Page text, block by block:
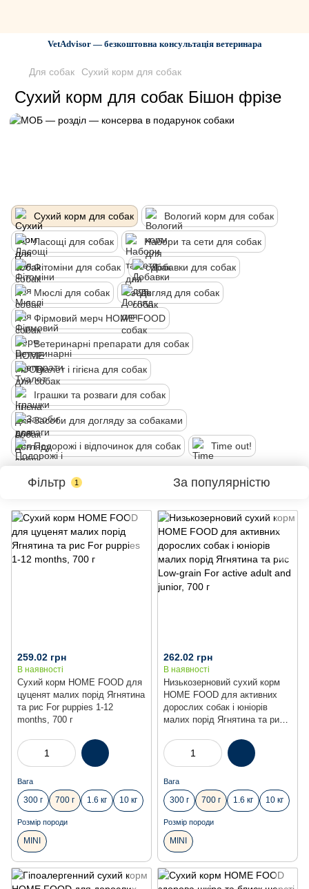
VetAdvisor — безкоштовна консультація ветеринара
Для собак Сухий корм для собак
Сухий корм для собак Бішон фрізе
Сухий корм для собак Вологий корм для собак
Ласощі для собак Набори та сети для собак
Фітоміни для собак Добавки для собак
Мюслі для собак Догляд для собак
Фірмовий мерч HOME FOOD
Ветеринарні препарати для собак
Туалет і гігієна для собак
Іграшки та розваги для собак
Засоби для догляду за собаками
Подорожі і відпочинок для собак Time out!
Фільтр 1 За популярністю
Сухий корм HOME FOOD для
цуценят малих порід Ягнятина
та рис For puppies 1-12
months, 700 г
259.02 грн
В наявності
Вага
300 г 700 г 1.6 кг 10 кг
Розмір породи
MINI
Низькозерновий сухий корм
HOME FOOD для активних
дорослих собак і юніорів
малих порід Ягнятина та рис
junior, 700 г
262.02 грн
В наявності
Вага
300 г 700 г 1.6 кг 10 кг
Розмір породи
MINI